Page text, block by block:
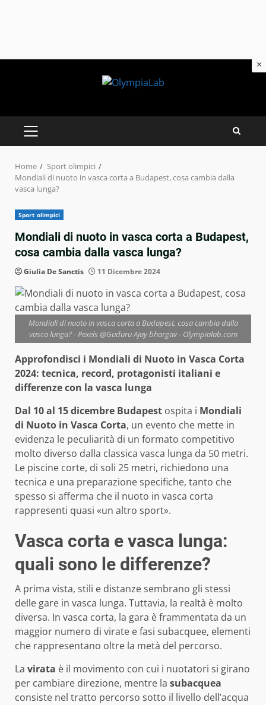
PRIMARY
MENU
Home
Sport olimpici
Mondiali di nuoto in vasca corta a Budapest, cosa cambia dalla
vasca lunga?
Sport olimpici
Mondiali di nuoto in vasca corta a Budapest,
cosa cambia dalla vasca lunga?
Giulia De Sanctis 11 Dicembre 2024
Mondiali di nuoto in vasca corta a Budapest, cosa cambia dalla
vasca lunga? - Pexels @Guduru Ajay bhargav - Olympialab.com
Approfondisci i Mondiali di Nuoto in Vasca Corta
2024: tecnica, record, protagonisti italiani e
differenze con la vasca lunga
Dal 10 al 15 dicembre Budapest ospita i Mondiali
di Nuoto in Vasca Corta, un evento che mette in
evidenza le peculiarità di un formato competitivo
molto diverso dalla classica vasca lunga da 50 metri.
Le piscine corte, di soli 25 metri, richiedono una
tecnica e una preparazione specifiche, tanto che
spesso si afferma che il nuoto in vasca corta
rappresenti quasi «un altro sport».
Vasca corta e vasca lunga:
quali sono le differenze?
A prima vista, stili e distanze sembrano gli stessi
delle gare in vasca lunga. Tuttavia, la realtà è molto
diversa. In vasca corta, la gara è frammentata da un
maggior numero di virate e fasi subacquee, elementi
che rappresentano oltre la metà del percorso.
La virata è il movimento con cui i nuotatori si girano
per cambiare direzione, mentre la subacquea
consiste nel tratto percorso sotto il livello dell’acqua
×